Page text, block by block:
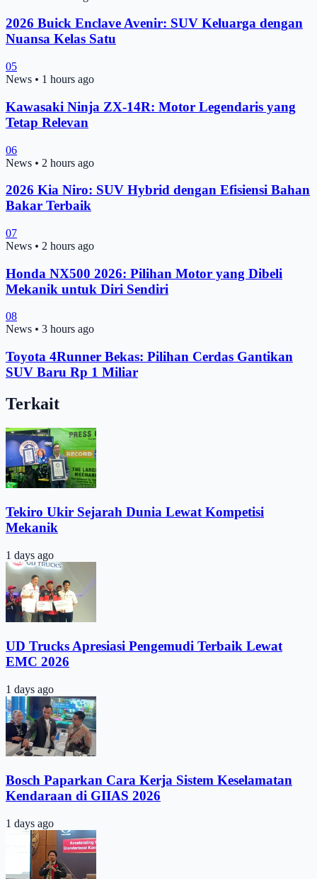
2026 Buick Enclave Avenir: SUV Keluarga dengan
Nuansa Kelas Satu
05
News • 1 hours ago
Kawasaki Ninja ZX-14R: Motor Legendaris yang
Tetap Relevan
06
News • 2 hours ago
2026 Kia Niro: SUV Hybrid dengan Efisiensi Bahan
Bakar Terbaik
07
News • 2 hours ago
Honda NX500 2026: Pilihan Motor yang Dibeli
Mekanik untuk Diri Sendiri
08
News • 3 hours ago
Toyota 4Runner Bekas: Pilihan Cerdas Gantikan
SUV Baru Rp 1 Miliar
Terkait
Tekiro Ukir Sejarah Dunia Lewat Kompetisi
Mekanik
1 days ago
UD Trucks Apresiasi Pengemudi Terbaik Lewat
EMC 2026
1 days ago
Bosch Paparkan Cara Kerja Sistem Keselamatan
Kendaraan di GIIAS 2026
1 days ago